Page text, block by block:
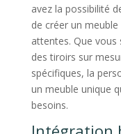
avez la possibilité
de créer un
attentes. Que vous
des tiroirs sur
spécifiques, la
un meuble unique
besoins.